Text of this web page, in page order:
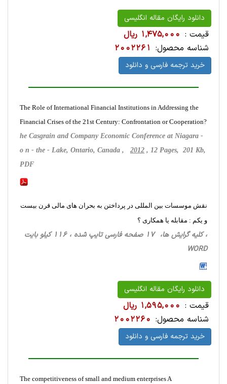
دانلود رایگان مقاله انگلیسی
قیمت : 1,475,000 ریال
شناسه محصول: 2002261
خرید ترجمه فارسی و دانلود
The Role of International Financial Institutions in Addressing the
Financial Crises of the 21st Century: Confrontation or Cooperation?
he Casgrain and Company Economic Conference at Niagara -
o n - the - Lake, Ontario, Canada , 2012 , 12 Pages, 201 Kb,
PDF
نقش موسسات بین المللی در پرداختن به بحران های مالی قرن بیست
و یکم : مقابله یا همکاری ؟
، کلیه گرایش ها، 17 صفحه فارسی تایپ شده ، 116 کیلو بایت
WORD
دانلود رایگان مقاله انگلیسی
قیمت : 1,595,000 ریال
شناسه محصول: 2002260
خرید ترجمه فارسی و دانلود
The competitiveness of small and medium enterprises A